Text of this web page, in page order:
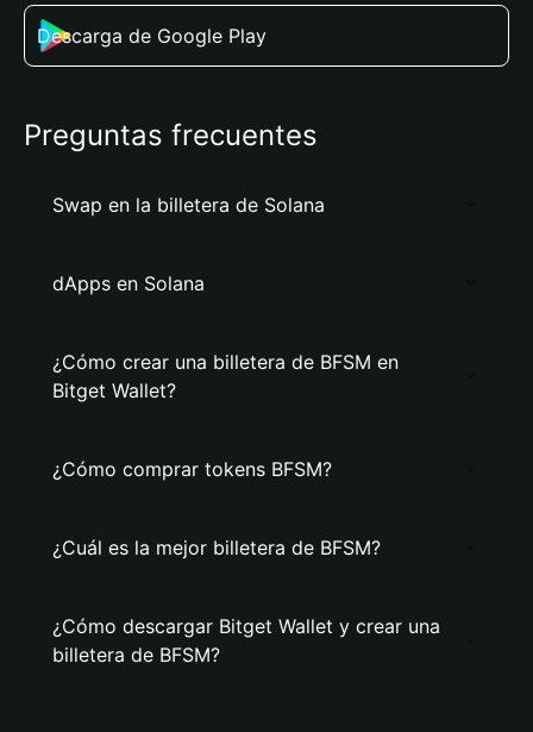
Descarga de Google Play
Preguntas frecuentes
Swap en la billetera de Solana
dApps en Solana
¿Cómo crear una billetera de BFSM en
Bitget Wallet?
¿Cómo comprar tokens BFSM?
¿Cuál es la mejor billetera de BFSM?
¿Cómo descargar Bitget Wallet y crear una
billetera de BFSM?